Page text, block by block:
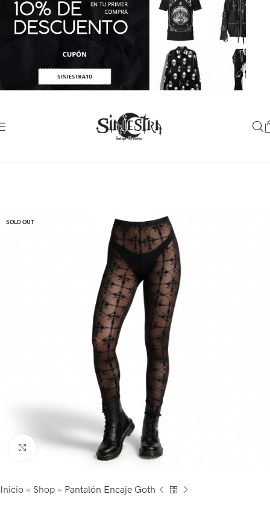
SOLD OUT
Click to enlarge
Inicio » Shop » Pantalón Encaje Goth